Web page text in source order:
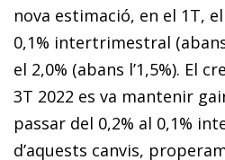
nova estimació, en el 1T,
0,1% intertrimestral
el 2,0% (abans l’1,5%). El
3T 2022 es va mantenir
passar del 0,2% al 0,1%
d’aquests canvis,